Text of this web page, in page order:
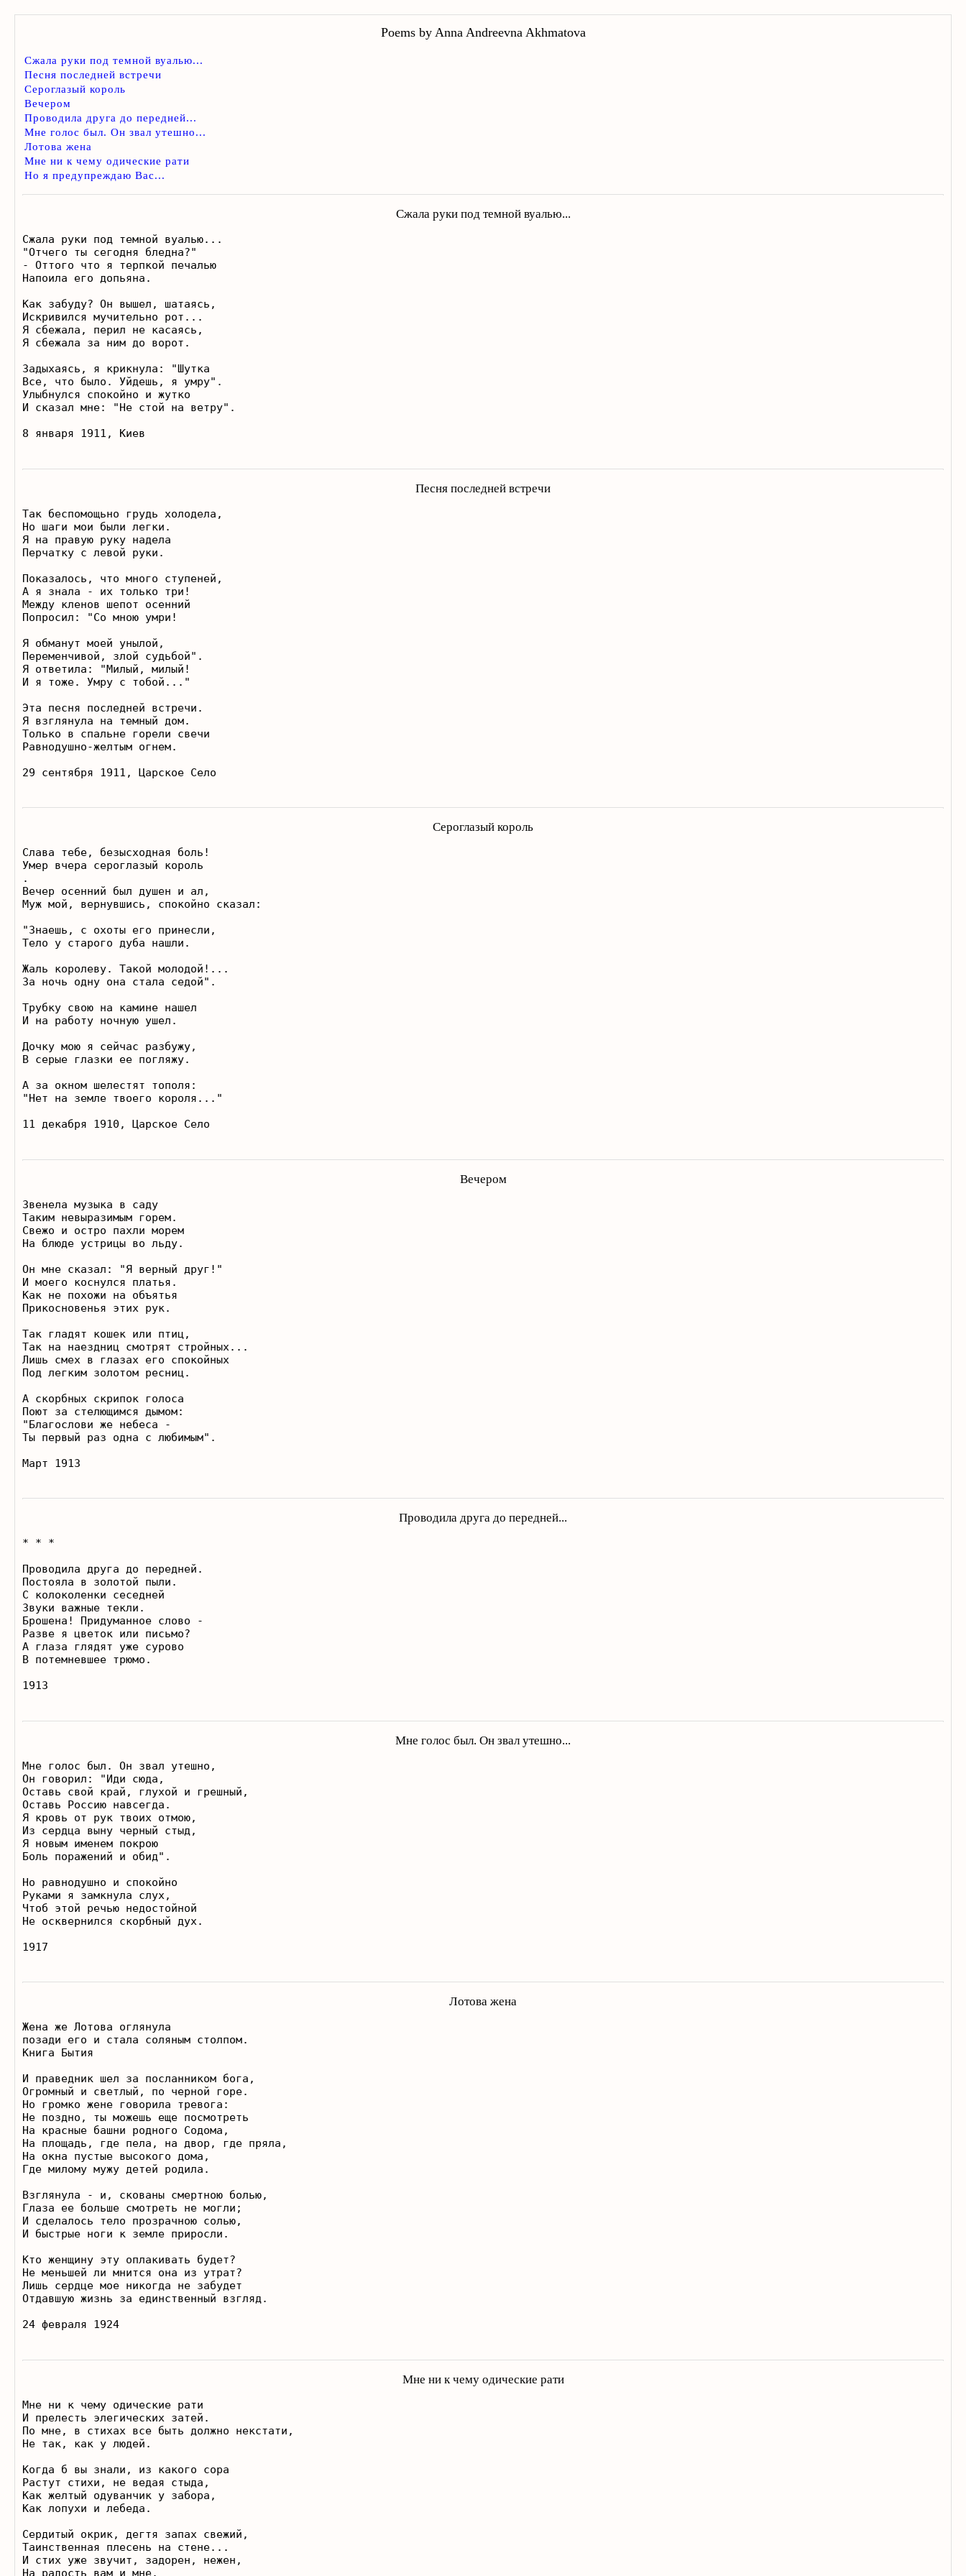
Poems by Anna Andreevna Akhmatova
Сжала руки под темной вуалью...
Песня последней встречи
Сероглазый король
Вечером
Проводила друга до передней...
Мне голос был. Он звал утешно...
Лотова жена
Мне ни к чему одические рати
Но я предупреждаю Вас...
Сжала руки под темной вуалью...
Сжала руки под темной вуалью...
"Отчего ты сегодня бледна?"
- Оттого что я терпкой печалью
Напоила его допьяна.
Как забуду? Он вышел, шатаясь,
Искривился мучительно рот...
Я сбежала, перил не касаясь,
Я сбежала за ним до ворот.
Задыхаясь, я крикнула: "Шутка
Все, что было. Уйдешь, я умру".
Улыбнулся спокойно и жутко
И сказал мне: "Не стой на ветру".
Песня последней встречи
Так беспомощьно грудь холодела,
Но шаги мои были легки.
Я на правую руку надела
Перчатку с левой руки.
Показалось, что много ступеней,
А я знала - их только три!
Между кленов шепот осенний
Попросил: "Со мною умри!
Я обманут моей унылой,
Переменчивой, злой судьбой".
Я ответила: "Милый, милый!
И я тоже. Умру с тобой..."
Эта песня последней встречи.
Я взглянула на темный дом.
Только в спальне горели свечи
Равнодушно-желтым огнем.
Сероглазый король
Слава тебе, безысходная боль!
Умер вчера сероглазый король
.
Вечер осенний был душен и ал,
Муж мой, вернувшись, спокойно сказал:
"Знаешь, с охоты его принесли,
Тело у старого дуба нашли.
Жаль королеву. Такой молодой!...
За ночь одну она стала седой".
Трубку свою на камине нашел
И на работу ночную ушел.
Дочку мою я сейчас разбужу,
В серые глазки ее погляжу.
А за окном шелестят тополя:
"Нет на земле твоего короля..."
Вечером
Звенела музыка в саду
Таким невыразимым горем.
Свежо и остро пахли морем
На блюде устрицы во льду.
Он мне сказал: "Я верный друг!"
И моего коснулся платья.
Как не похожи на объятья
Прикосновенья этих рук.
Так гладят кошек или птиц,
Так на наездниц смотрят стройных...
Лишь смех в глазах его спокойных
Под легким золотом ресниц.
А скорбных скрипок голоса
Поют за стелющимся дымом:
"Благослови же небеса -
Ты первый раз одна с любимым".
Проводила друга до передней...
* * *
Проводила друга до передней.
Постояла в золотой пыли.
С колоколенки сеседней
Звуки важные текли.
Брошена! Придуманное слово -
Разве я цветок или письмо?
А глаза глядят уже сурово
В потемневшее трюмо.
Мне голос был. Он звал утешно...
Мне голос был. Он звал утешно,
Он говорил: "Иди сюда,
Оставь свой край, глухой и грешный,
Оставь Россию навсегда.
Я кровь от рук твоих отмою,
Из сердца выну черный стыд,
Я новым именем покрою
Боль поражений и обид".
Но равнодушно и спокойно
Руками я замкнула слух,
Чтоб этой речью недостойной
Не осквернился скорбный дух.
Лотова жена
Жена же Лотова оглянула
позади его и стала соляным столпом.
Книга Бытия
И праведник шел за посланником бога,
Огромный и светлый, по черной горе.
Но громко жене говорила тревога:
Не поздно, ты можешь еще посмотреть
На красные башни родного Содома,
На площадь, где пела, на двор, где пряла,
На окна пустые высокого дома,
Где милому мужу детей родила.
Взглянула - и, скованы смертною болью,
Глаза ее больше смотреть не могли;
И сделалось тело прозрачною солью,
И быстрые ноги к земле приросли.
Кто женщину эту оплакивать будет?
Не меньшей ли мнится она из утрат?
Лишь сердце мое никогда не забудет
Отдавшую жизнь за единственный взгляд.
Мне ни к чему одические рати
Мне ни к чему одические рати
И прелесть элегических затей.
По мне, в стихах все быть должно некстати,
Не так, как у людей.
Когда б вы знали, из какого сора
Растут стихи, не ведая стыда,
Как желтый одуванчик у забора,
Как лопухи и лебеда.
Сердитый окрик, дегтя запах свежий,
Таинственная плесень на стене...
И стих уже звучит, задорен, нежен,
На радость вам и мне.